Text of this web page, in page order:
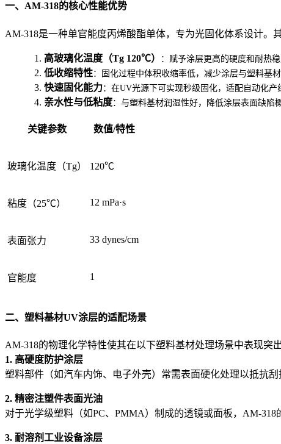
一、AM-318的核心性能优势
AM-318是一种单官能度丙烯酸酯单体，专为光固化体系设计。
1. 高玻璃化温度（Tg 120℃） ：赋予涂层更高的硬度和耐热
2. 低收缩特性：固化过程中体积收缩率低，减少涂层与塑料基
3. 快速固化能力：在UV光源下可实现秒级固化，适配自动化产
4. 亲水性与低粘度：与塑料基材润湿性好，降低涂层表面缺陷
关键参数 数值/特性
玻璃化温度（Tg） 120℃
粘度（25℃） 12 mPa·s
表面张力 33 dynes/cm
官能度 1
二、塑料基材UV涂层的适配场景
AM-318的物理化学特性使其在以下塑料基材处理场景中表现突出
1. 高硬度防护涂层
塑料部件（如汽车内饰、电子外壳）常需表面硬化处理以抵抗
2. 精密注塑件表面光油
对于光学级塑料（如PC、PMMA）制成的透镜或面板，AM-
3. 耐溶剂工业设备涂层